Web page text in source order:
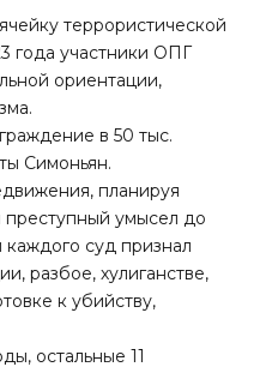
террористической
года участники ОПГ
ориентации,
в 50 тыс.
Симоньян.
планируя
преступный умысел до
суд признал
разбое, хулиганстве,
к убийству,
остальные 11